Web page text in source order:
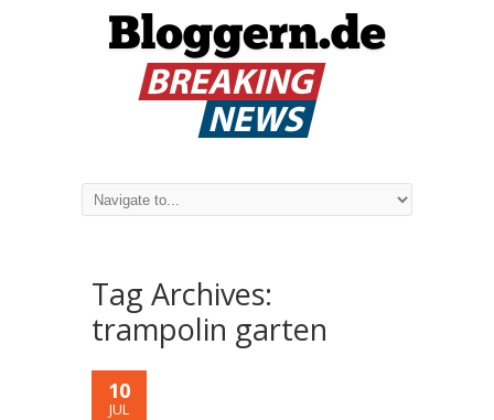
Tag Archives:
trampolin garten
10
JUL